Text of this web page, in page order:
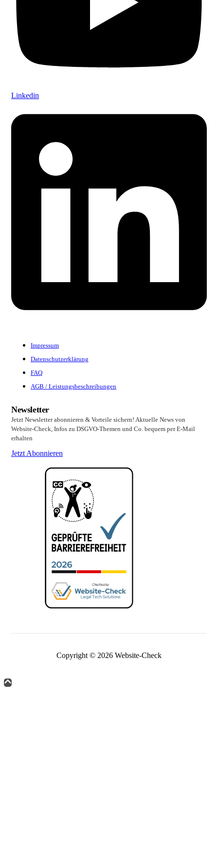
Linkedin
Impressum
Datenschutzerklärung
FAQ
AGB / Leistungsbeschreibungen
Newsletter
Jetzt Newsletter abonnieren & Vorteile sichern! Aktuelle News von
Website-Check, Infos zu DSGVO-Themen und Co. bequem per E-Mail
erhalten
Jetzt Abonnieren
Copyright © 2026 Website-Check